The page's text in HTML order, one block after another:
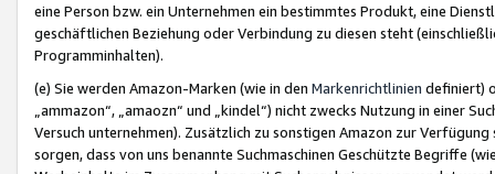
eine Person bzw. ein Unternehmen ein bestimmtes Produkt, eine
geschäftlichen Beziehung oder Verbindung zu diesen steht
Programminhalten).
(e) Sie werden Amazon-Marken (wie in den Markenrichtlinien definiert)
„ammazon“, „amaozn“ und „kindel“) nicht zwecks Nutzung in einer
Versuch unternehmen). Zusätzlich zu sonstigen Amazon zur
sorgen, dass von uns benannte Suchmaschinen Geschützte Begriffe